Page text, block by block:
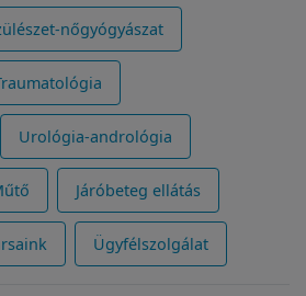
nőgyógyászat
Urológia-andrológia
Járóbeteg ellátás
Ügyfélszolgálat